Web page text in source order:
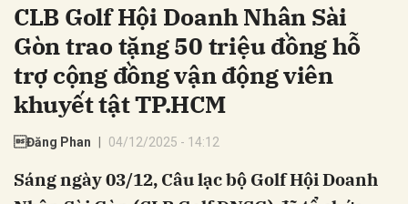
CLB Golf Hội Doanh Nhân Sài
Gòn trao tặng 50 triệu đồng hỗ
trợ cộng đồng vận động viên
khuyết tật TP.HCM
Đăng Phan 04/12/2025 - 14:12
Sáng ngày 03/12, Câu lạc bộ Golf Hội Doanh